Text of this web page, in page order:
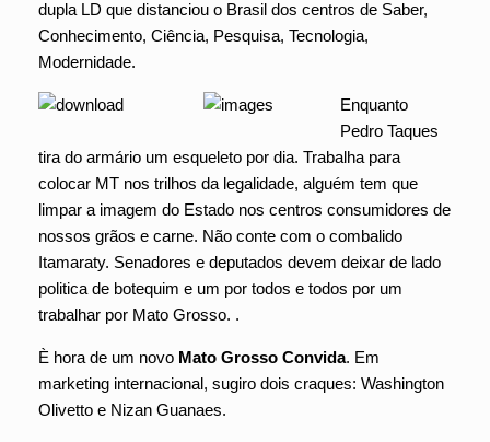
dupla LD que distanciou o Brasil dos centros de Saber,
Conhecimento, Ciência, Pesquisa, Tecnologia,
Modernidade.
Enquanto
Pedro Taques
tira do armário um esqueleto por dia. Trabalha para
colocar MT nos trilhos da legalidade, alguém tem que
limpar a imagem do Estado nos centros consumidores de
nossos grãos e carne. Não conte com o combalido
Itamaraty. Senadores e deputados devem deixar de lado
politica de botequim e um por todos e todos por um
trabalhar por Mato Grosso. .
È hora de um novo Mato Grosso Convida. Em
marketing internacional, sugiro dois craques: Washington
Olivetto e Nizan Guanaes.